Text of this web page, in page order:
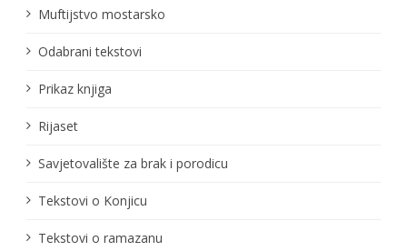
Muftijstvo mostarsko
Odabrani tekstovi
Prikaz knjiga
Rijaset
Savjetovalište za brak i porodicu
Tekstovi o Konjicu
Tekstovi o ramazanu